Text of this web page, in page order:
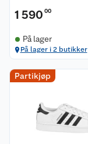
1 590 00
På lager
På lager i 2 butikker
Partikjøp